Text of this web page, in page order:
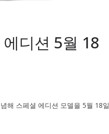
디션 5월 18
해 스페셜 에디션 모델을 5월 18일